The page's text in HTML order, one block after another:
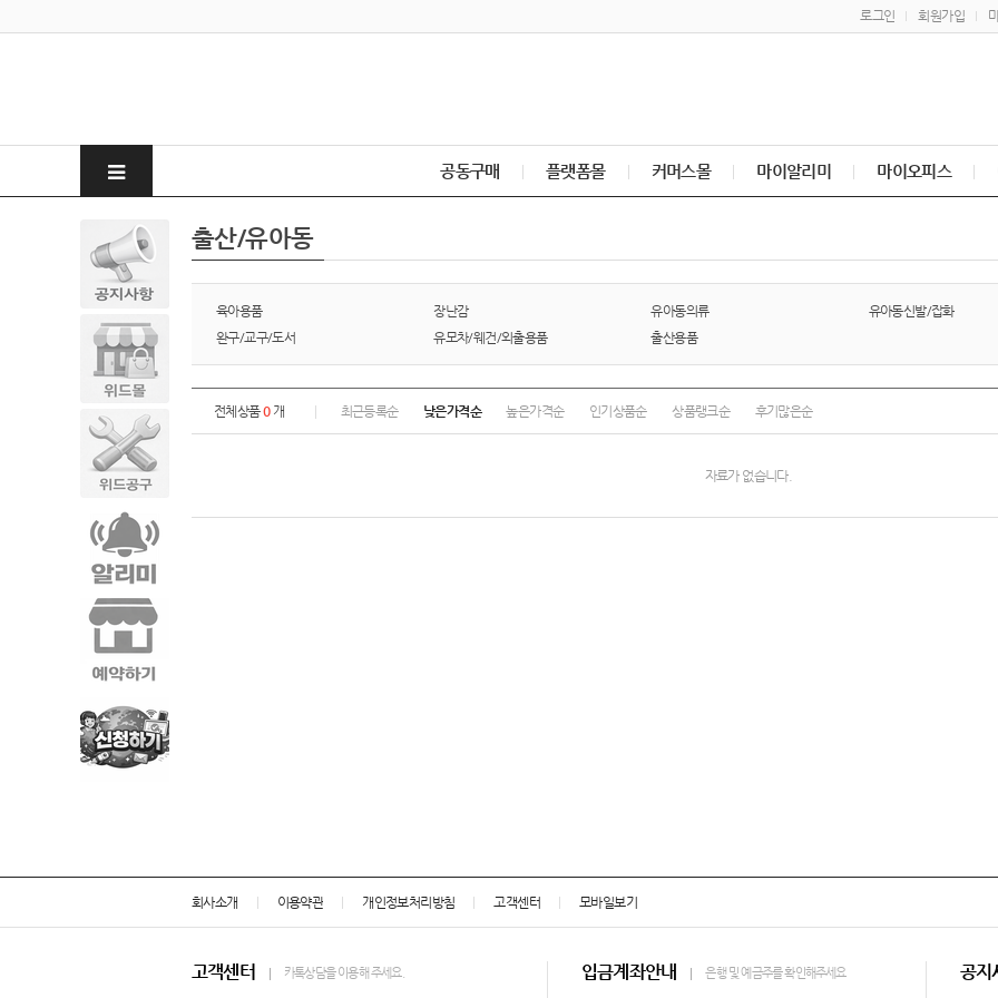
로그인 회원가입
공동구매 플랫폼몰 커머스몰 마이알리미 마이오피스
출산/유아동
육아용품 장난감 유아동의류 유아동신발/잡화
완구/교구/도서
유모차/웨건/외출용품 출산용품
전체상품0 개 최근등록순 낮은가격순 높은가격순 인기상품순 상품랭크순 후기많은순
자료가 없습니다.
회사소개 이용약관 개인정보처리방침 고객센터 모바일보기
고객센터 카톡상담을 이용해 주세요. 입금계좌안내 은행 및 예금주를 확인해주세요 공지